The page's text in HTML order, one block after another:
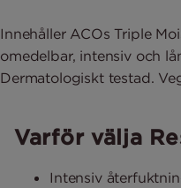
Innehåller ACOs Triple
omedelbar, intensiv och
Varför välja
Intensiv